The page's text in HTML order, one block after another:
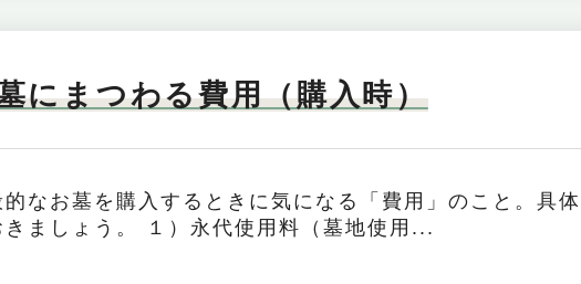
にまつわる費用（購入時）
的なお墓を購入するときに気になる「費用」のこと。具
きましょう。 １）永代使用料（墓地使用...